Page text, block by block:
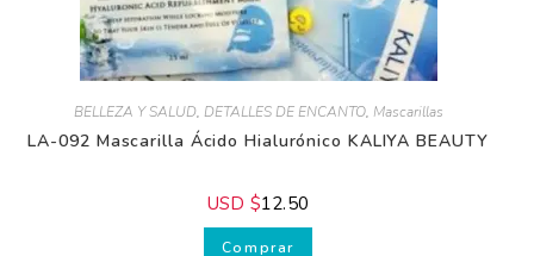
BELLEZA Y SALUD, DETALLES DE ENCANTO, Mascarillas
LA-092 Mascarilla Ácido Hialurónico KALIYA BEAUTY
USD $12.50
Comprar